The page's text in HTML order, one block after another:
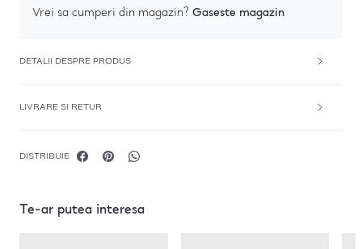
Vrei sa cumperi din magazin? Gaseste magazin
DETALII DESPRE PRODUS
LIVRARE SI RETUR
DISTRIBUIE
Te-ar putea interesa